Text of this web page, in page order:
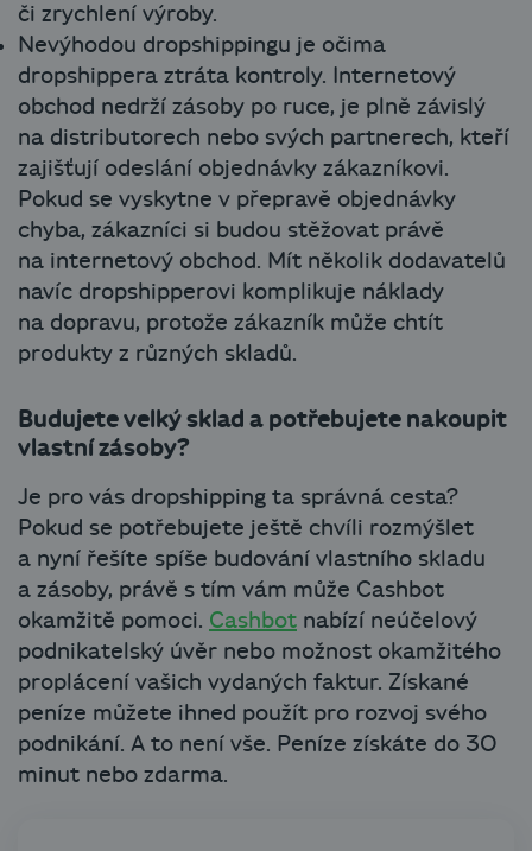
či zrychlení výroby.
Nevýhodou dropshippingu je očima
dropshippera ztráta kontroly. Internetový
obchod nedrží zásoby po ruce, je plně závislý
na distributorech nebo svých partnerech, kteří
zajišťují odeslání objednávky zákazníkovi.
Pokud se vyskytne v přepravě objednávky
chyba, zákazníci si budou stěžovat právě
na internetový obchod. Mít několik dodavatelů
navíc dropshipperovi komplikuje náklady
na dopravu, protože zákazník může chtít
produkty z různých skladů.
Budujete velký sklad a potřebujete nakoupit
vlastní zásoby?
Je pro vás dropshipping ta správná cesta?
Pokud se potřebujete ještě chvíli rozmýšlet
a nyní řešíte spíše budování vlastního skladu
a zásoby, právě s tím vám může Cashbot
okamžitě pomoci. Cashbot nabízí neúčelový
podnikatelský úvěr nebo možnost okamžitého
proplácení vašich vydaných faktur. Získané
peníze můžete ihned použít pro rozvoj svého
podnikání. A to není vše. Peníze získáte do 30
minut nebo zdarma.